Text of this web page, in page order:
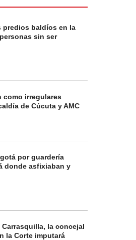
predios baldíos en la
sin ser
como irregulares
de Cúcuta y AMC
por guardería
donde asfixiaban y
la concejal
la Corte imputará